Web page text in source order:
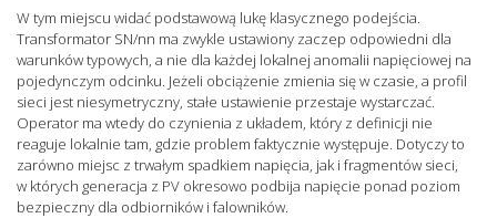
W tym miejscu widać podstawową lukę klasycznego podejścia.
Transformator SN/nn ma zwykle ustawiony zaczep odpowiedni dla
warunków typowych, a nie dla każdej lokalnej anomalii napięciowej na
pojedynczym odcinku. Jeżeli obciążenie zmienia się w czasie, a profil
sieci jest niesymetryczny, stałe ustawienie przestaje wystarczać.
Operator ma wtedy do czynienia z układem, który z definicji nie
reaguje lokalnie tam, gdzie problem faktycznie występuje. Dotyczy to
zarówno miejsc z trwałym spadkiem napięcia, jak i fragmentów sieci,
w których generacja z PV okresowo podbija napięcie ponad poziom
bezpieczny dla odbiorników i falowników.